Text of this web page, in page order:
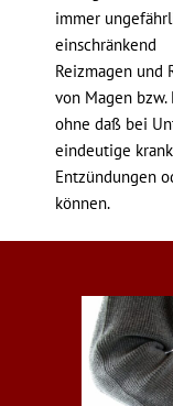
immer
einschränkend
Reizmagen und
von Magen bzw.
ohne daß bei
eindeutige
Entzündungen
können.